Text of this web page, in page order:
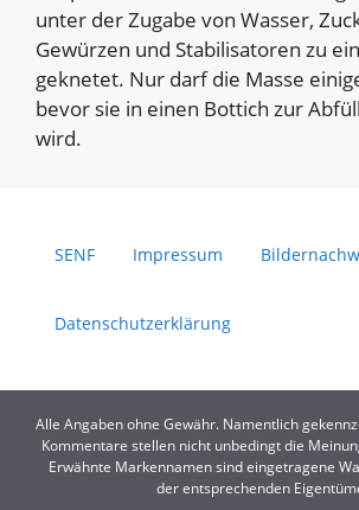
unter der Zugabe von Wasser,
Gewürzen und Stabilisatoren zu
geknetet. Nur darf die Masse
bevor sie in einen Bottich zur
wird.
SENF Impressum
Datenschutzerklärung
Alle Angaben ohne Gewähr. Namentlich
Kommentare stellen nicht unbedingt die
Erwähnte Markennamen sind eingetragene
der entsprechenden